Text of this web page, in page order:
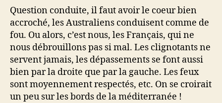
Question conduite, il faut avoir le coeur bien
accroché, les Australiens conduisent comme de
fou. Ou alors, c’est nous, les Français, qui ne
nous débrouillons pas si mal. Les clignotants ne
servent jamais, les dépassements se font aussi
bien par la droite que par la gauche. Les feux
sont moyennement respectés, etc. On se croirait
un peu sur les bords de la méditerranée !